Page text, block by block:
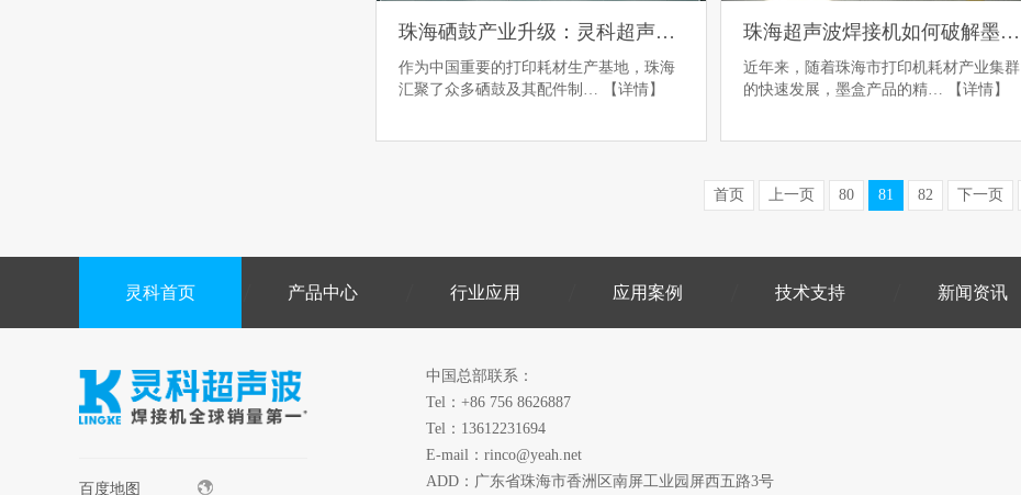
珠海硒鼓产业升级：灵科超声波助力仓盖密封焊接
作为中国重要的打印耗材生产基地，珠海
汇聚了众多硒鼓及其配件制…
【详情】
珠海超声波焊接机如何破解墨盒密封难题？行业优选方案解析
近年来，随着珠海市打印机耗材产业集群
的快速发展，墨盒产品的精…
【详情】
首页 上一页 80 81 82 下一页
灵科首页 产品中心 行业应用 应用案例 技术支持 新闻资讯
百度地图
中国总部联系：
Tel：+86 756 8626887
Tel：13612231694
E-mail：rinco@yeah.net
ADD：广东省珠海市香洲区南屏工业园屏西五路3号